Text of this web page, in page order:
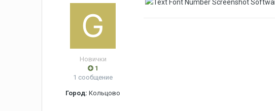
Новички
1
1 сообщение
Город: Кольцово